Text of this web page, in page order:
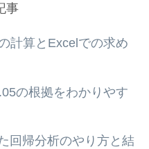
事
計算とExcelでの求め
の根拠をわかりやす
回帰分析のやり方と結